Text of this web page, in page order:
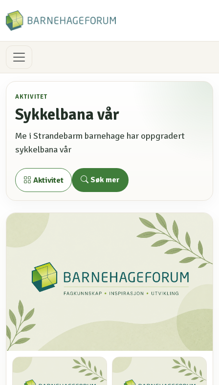
AKTIVITET
Sykkelbana vår
Me i Strandebarm barnehage har oppgradert
sykkelbana vår
Aktivitet Søk mer